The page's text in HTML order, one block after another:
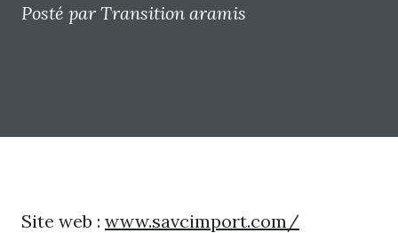
Posté par Transition aramis
Site web : www.savcimport.com/